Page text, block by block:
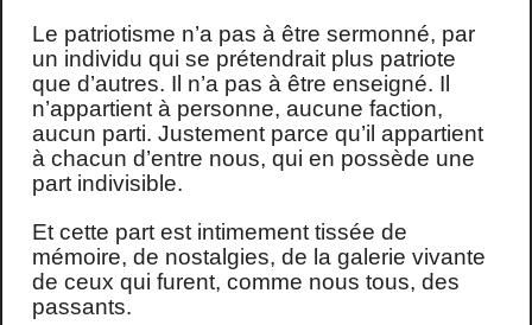
Le patriotisme n’a pas à être sermonné, par
un individu qui se prétendrait plus patriote
que d’autres. Il n’a pas à être enseigné. Il
n’appartient à personne, aucune faction,
aucun parti. Justement parce qu’il appartient
à chacun d’entre nous, qui en possède une
part indivisible.
Et cette part est intimement tissée de
mémoire, de nostalgies, de la galerie vivante
de ceux qui furent, comme nous tous, des
passants.